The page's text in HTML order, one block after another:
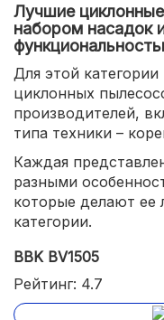
Лучшие
набором насадок
Для этой
циклонных
производителей,
типа техники –
Каждая
разными
которые делают ее
категории.
BBK BV1505
Рейтинг: 4.7